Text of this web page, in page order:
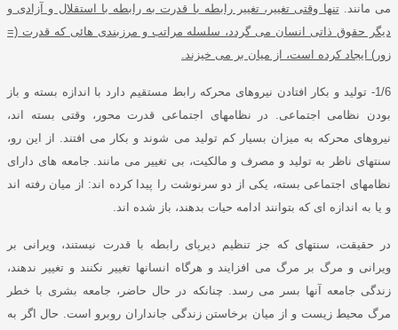
می مانند
.تنها وقتی تغییر، تغییر رابطه با قدرت به رابطه با استقلال و آزادی و
دیگر حقوق ذاتی انسان می گردد، سلسله مراتب و مرزبندی هائی که قدرت (=
زور ) ایجاد کرده است، از میان بر می خیزند
1/6-
تولید و بکار افتادن نیروهای محرکه رابط مستقیم دارد با اندازه بسته و باز
بودن نظامی اجتماعی
در نظامهای اجتماعی قدرت محور، وقتی بسته اند،
نیروهای محرکه به میزان بسیار کم تولید می شوند و بکار می افتند
از این رو،
سنتهای ناظر به تولید و مصرف و مالکیت، بی تغییر می مانند
جامعه های دارای
نظامهای اجتماعی بسته، یکی از دو سرنوشت را پیدا کرده اند : از میان رفته اند
و یا به اندازه ای که بتوانند ادامه حیات بدهند، باز شده اند
در حقیقت، سنتهای که جز تنظیم دیرپای رابطه با قدرت نیستند، ویرانی بر
ویرانی و مرگ بر مرگ می افزایند و هرگاه انسانها تغییر نکنند و تغییر ندهند،
زندگی جامعه آنها بسر می رسد
چنانکه در حال حاضر، جامعه بشری با خطر
مرگ محیط زیست و از میان برخاستن زندگی جانداران روبرو است
حال اگر به